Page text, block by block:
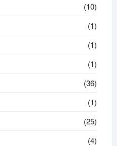
(10)
(1)
(1)
(1)
(36)
(1)
(25)
(4)